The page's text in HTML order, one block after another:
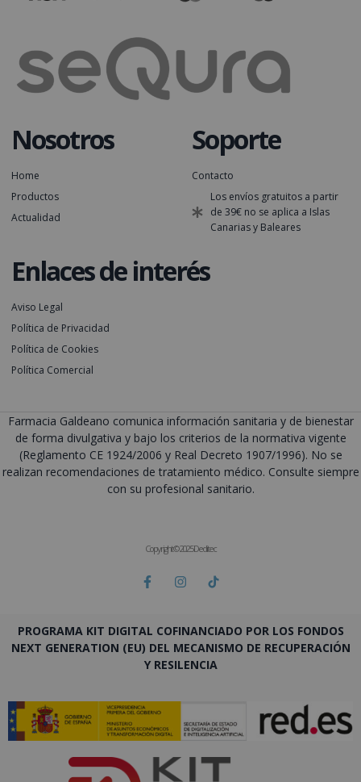
Nosotros
Home
Productos
Actualidad
Soporte
Contacto
Los envíos gratuitos a partir
de 39€ no se aplica a Islas
Canarias y Baleares
Enlaces de interés
Aviso Legal
Política de Privacidad
Política de Cookies
Política Comercial
Farmacia Galdeano comunica información sanitaria y de bienestar
de forma divulgativa y bajo los criterios de la normativa vigente
(Reglamento CE 1924/2006 y Real Decreto 1907/1996). No se
realizan recomendaciones de tratamiento médico. Consulte siempre
con su profesional sanitario.
Copyright © 2025 Deditec
PROGRAMA KIT DIGITAL COFINANCIADO POR LOS FONDOS
NEXT GENERATION (EU) DEL MECANISMO DE RECUPERACIÓN
Y RESILENCIA